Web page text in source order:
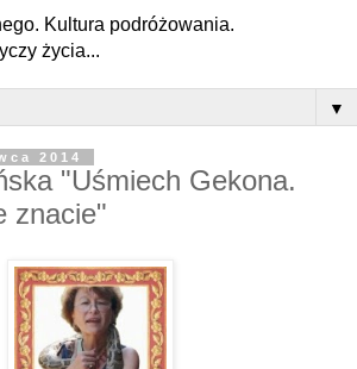
Kultura podróżowania.
życia...
▼
2014
"Uśmiech Gekona.
znacie"